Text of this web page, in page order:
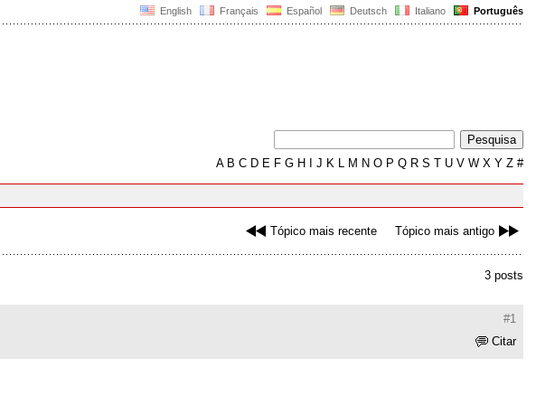
English Français Español Deutsch Italiano Português
AB C D E F G H J K L M N O P Q R S T U V W X Y Z #
Tópico mais recente Tópico mais antigo
3 posts
#1
Citar